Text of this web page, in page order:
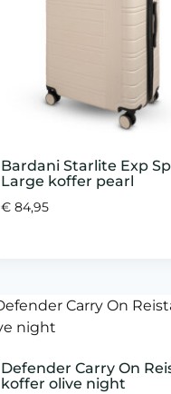
Bardani Starlite Exp
Large koffer pearl
€ 84,95
Defender Carry On
koffer olive night